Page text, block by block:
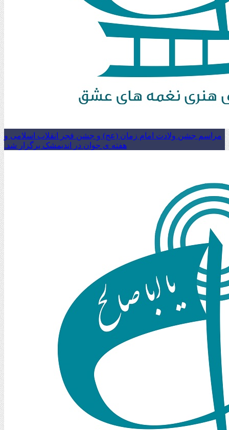
مراسم جشن ولادت امام زمان (عج) و جشن فجر انقلاب اسلامی و
هفته ی جوان در اندیمشک برگزار شد.